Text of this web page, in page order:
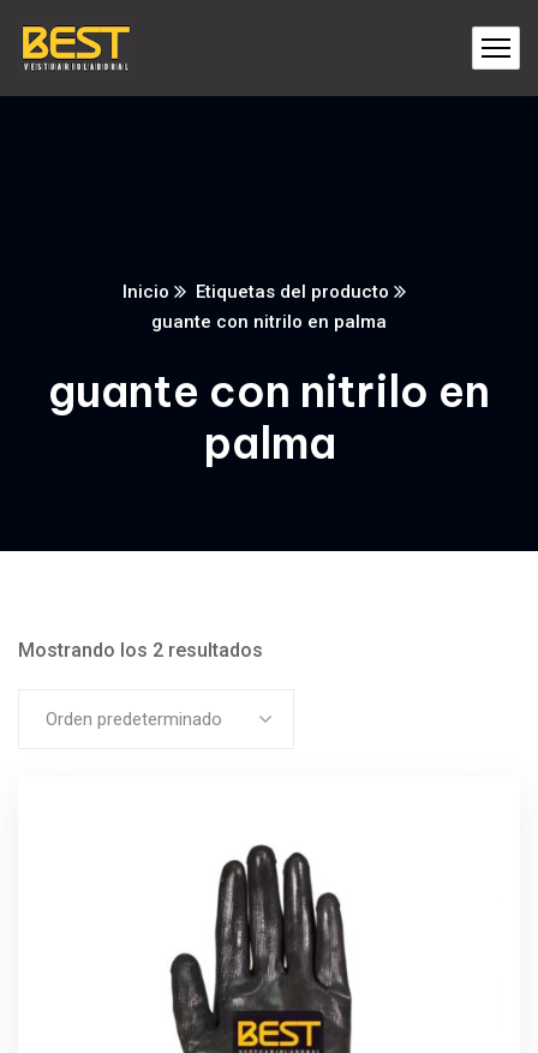
Inicio
Etiquetas del producto
guante con nitrilo en palma
guante con nitrilo en
palma
Mostrando los 2 resultados
Orden predeterminado